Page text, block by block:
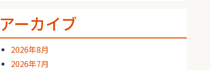
アーカイブ
2026年8月
2026年7月